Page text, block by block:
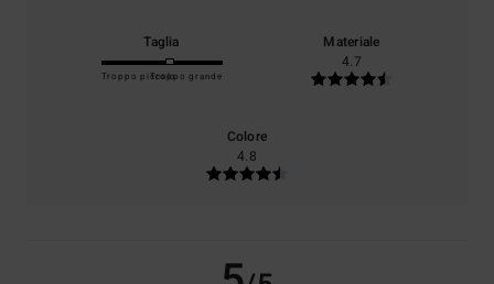
Taglia
Troppo piccoloTroppo grande
Materiale
4.7
Colore
4.8